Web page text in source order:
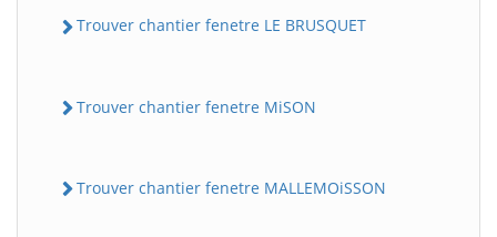
Trouver chantier fenetre LE BRUSQUET
Trouver chantier fenetre MiSON
Trouver chantier fenetre MALLEMOiSSON